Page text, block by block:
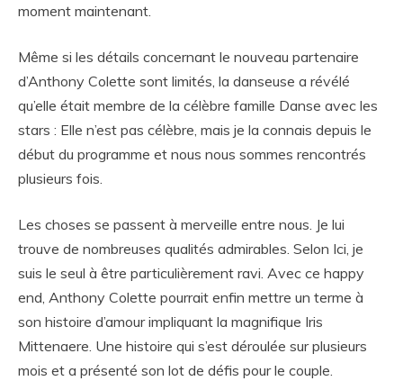
moment maintenant.
Même si les détails concernant le nouveau partenaire
d’Anthony Colette sont limités, la danseuse a révélé
qu’elle était membre de la célèbre famille Danse avec les
stars : Elle n’est pas célèbre, mais je la connais depuis le
début du programme et nous nous sommes rencontrés
plusieurs fois.
Les choses se passent à merveille entre nous. Je lui
trouve de nombreuses qualités admirables. Selon Ici, je
suis le seul à être particulièrement ravi. Avec ce happy
end, Anthony Colette pourrait enfin mettre un terme à
son histoire d’amour impliquant la magnifique Iris
Mittenaere. Une histoire qui s’est déroulée sur plusieurs
mois et a présenté son lot de défis pour le couple.